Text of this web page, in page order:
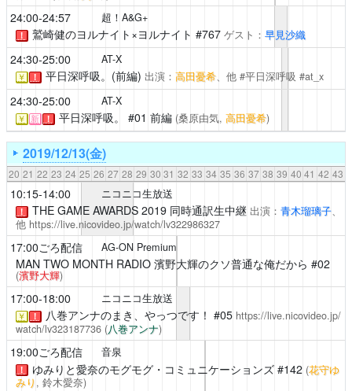
24:00-24:57 超！A&G+
！ 鷲崎健のヨルナイト×ヨルナイト #767 ゲスト： 早見沙織
24:30-25:00 AT-X
￥ ！ 平日深呼吸。(前編) 出演： 高田憂希、他 #平日深呼吸 #at_x
24:30-25:00 AT-X
￥ 新 ！ 平日深呼吸。 #01 前編 (桑原由気, 高田憂希)
2019/12/13(金)
20 21 22 23 24 25 26 27 28 29 30 31 32 33 34 35 36 37 38 39 40 41 42 43
10:15-14:00 ニコニコ生放送
！ THE GAME AWARDS 2019 同時通訳生中継 出演： 青木瑠璃子、
他 https://live.nicovideo.jp/watch/lv322986327
17:00ごろ配信 AG-ON Premium
MAN TWO MONTH RADIO 濱野大輝のクソ普通な俺だから #02
(濱野大輝)
17:00-18:00 ニコニコ生放送
￥ ！ 八巻アンナのまき、やっつです！ #05 https://live.nicovideo.jp/
watch/lv323187736 (八巻アンナ)
19:00ごろ配信 音泉
！ ゆみりと愛奈のモグモグ・コミュニケーションズ#142 (花守ゆ
みり , 鈴木愛奈)